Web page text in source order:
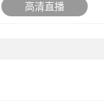
高清直播